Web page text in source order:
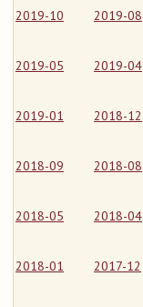
2019-10 2019-08
2019-05 2019-04
2019-01 2018-12
2018-09 2018-08
2018-05 2018-04
2018-01 2017-12